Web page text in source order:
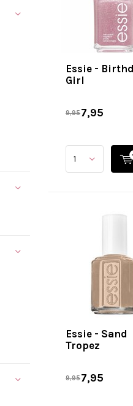
Essie -
Girl
9,957,95
Essie - Sand
Tropez
9,957,95